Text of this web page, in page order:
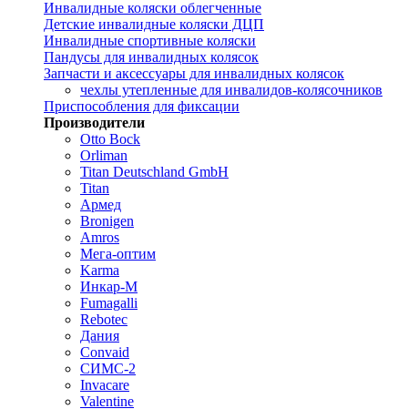
Инвалидные коляски облегченные
Детские инвалидные коляски ДЦП
Инвалидные спортивные коляски
Пандусы для инвалидных колясок
Запчасти и аксессуары для инвалидных колясок
чехлы утепленные для инвалидов-колясочников
Приспособления для фиксации
Производители
Otto Bock
Orliman
Titan Deutschland GmbH
Titan
Армед
Bronigen
Amros
Мега-оптим
Karma
Инкар-М
Fumagalli
Rebotec
Дания
Convaid
СИМС-2
Invacare
Valentine